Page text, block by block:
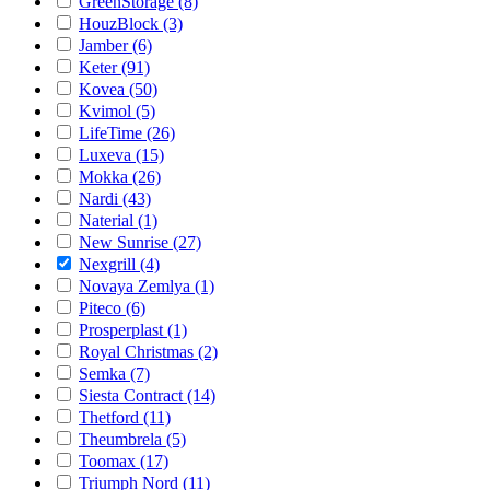
HouzBlock (3)
Jamber (6)
Keter (91)
Kovea (50)
Kvimol (5)
LifeTime (26)
Luxeva (15)
Mokka (26)
Nardi (43)
Naterial (1)
New Sunrise (27)
Nexgrill (4)
Novaya Zemlya (1)
Piteco (6)
Prosperplast (1)
Royal Christmas (2)
Semka (7)
Siesta Contract (14)
Thetford (11)
Theumbrela (5)
Toomax (17)
Triumph Nord (11)